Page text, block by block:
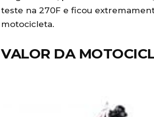
teste na 270F e ficou
motocicleta.
VALOR DA